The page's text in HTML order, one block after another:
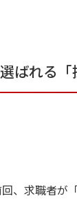
ばれる「
、求職者が